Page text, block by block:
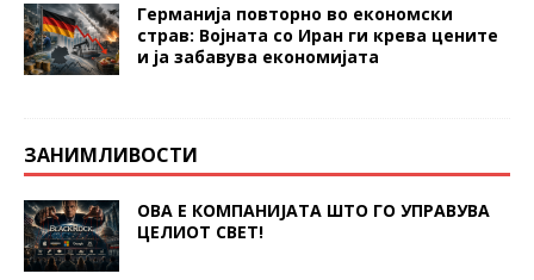
Германија повторно во економски
страв: Војната со Иран ги крева цените
и ја забавува економијата
ЗАНИМЛИВОСТИ
ОВА Е КОМПАНИЈАТА ШТО ГО УПРАВУВА
ЦЕЛИОТ СВЕТ!